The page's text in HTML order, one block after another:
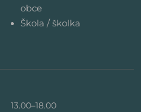
obce
Škola / školka
13.00–18.00